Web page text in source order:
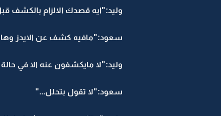
وليد:"ايه قصدك الالزام بالكشف
سعود:"مافيه كشف عن الايدز
وليد:"لا مايكشفون عنه الا في
سعود:"لا تقول بتحلل..."